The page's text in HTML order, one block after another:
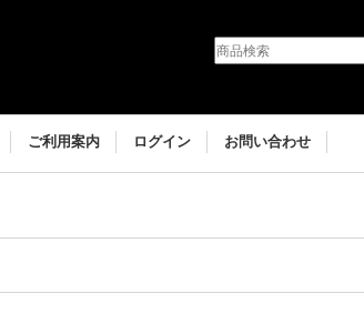
ご利用案内 ログイン お問い合わせ